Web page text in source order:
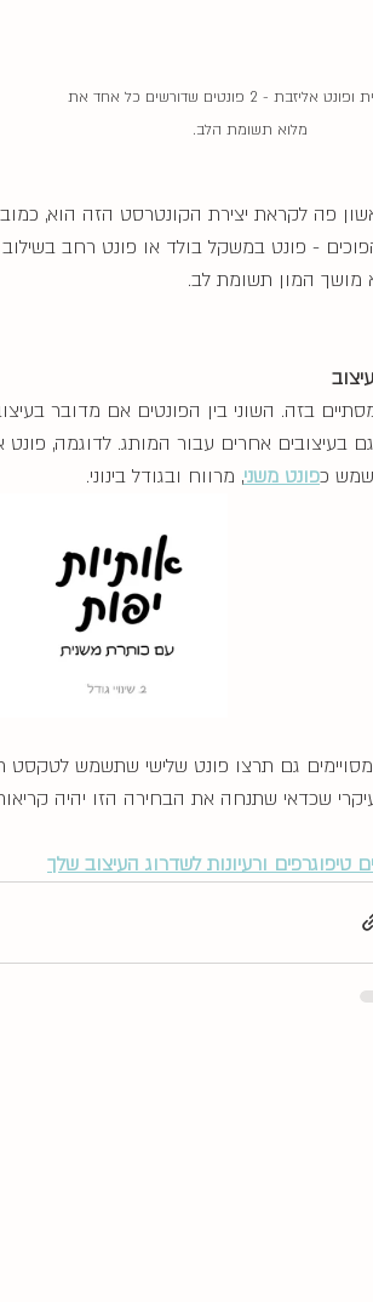
פונט מרגלית ופונט אליזבת - 2 פונטים שדורשים כל אחד את
מלוא תשומת הלב.
פה לקראת יצירת הקונטרסט הזה הוא,
- פונט במשקל בולד או פונט רחב
מושך המון תשומת לב.
מסתיים בזה. השוני בין הפונטים אם מדובר
בעיצובים אחרים עבור המותג. לדוגמה, פונט
כפונט משני, מרווח ובגודל בינוני.
גם תרצו פונט שלישי שתשמש
שכדאי שתנחה את הבחירה הזו יהיה
טיפוגרפים ורעיונות לשדרוג העיצוב שלך